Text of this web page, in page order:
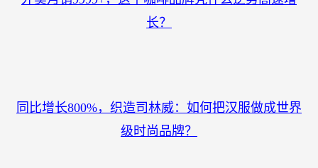
长？
同比增长800%，织造司林威：如何把汉服做成世界
级时尚品牌？